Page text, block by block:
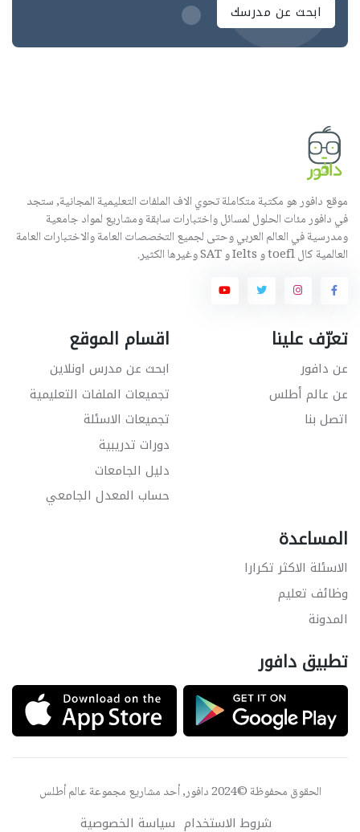
ابحث عن مدرسك
موقع دافور هو مكتبة متكاملة تحوي الاف الملفات التعليمية المجانية, ستجد
في دافور مئات الحلول لمسائل واختبارات سابقة ومشاريع لمواد جامعية
ومدرسية في العالم العربي وحتى لجميع التخصصات العامة والاختبارات العامة
العالمية كال toefl و Ielts و SAT وغيرها الكثير.
تعرّف علينا
عن دافور
عن عالم أطلس
اتصل بنا
اقسام الموقع
ابحث عن مدرس اونلاين
تجميعات الملفات التعليمية
تجميعات الاسئلة
دورات تدريبية
دليل الجامعات
حساب المعدل الجامعي
المساعدة
الاسئلة الاكثر تكرارا
وظائف تعليم
المدونة
تطبيق دافور
الحقوق محفوظة ©2024 دافور, أحد مشاريع مجموعة عالم أطلس
شروط الاستخدام سياسة الخصوصية